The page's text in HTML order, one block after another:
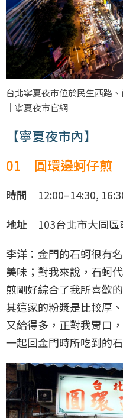
台北寧夏夜市位於民生西路
｜寧夏夜市官網
【寧夏夜市內】
01｜圓環邊蚵仔煎
時間｜ 12:00–14:30,
地址｜ 103台北市大同
李洋： 金門的石蚵很有
美味；對我來說，石蚵
煎剛好綜合了我所喜歡
其這家的粉漿是比較厚
又給得多，正對我胃口
一起回金門時所吃到的